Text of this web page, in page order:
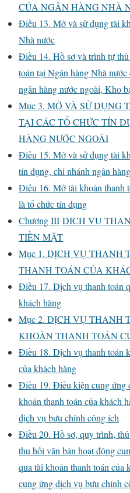
CỦA NGÂN HÀNG NHÀ
Điều 13. Mở và sử dụng tài
Nhà nước
Điều 14. Hồ sơ và trình tự
toán tại Ngân hàng Nhà
ngân hàng nước ngoài, Kho
Mục 3. MỞ VÀ SỬ DỤNG
TẠI CÁC TỔ CHỨC TÍN
HÀNG NƯỚC NGOÀI
Điều 15. Mở và sử dụng tài
tín dụng, chi nhánh ngân
Điều 16. Mở tài khoản thanh
là tổ chức tín dụng
Chương III DỊCH VỤ
TIỀN MẶT
Mục 1. DỊCH VỤ THANH
THANH TOÁN CỦA
Điều 17. Dịch vụ thanh toán
khách hàng
Mục 2. DỊCH VỤ THANH
KHOẢN THANH TOÁN
Điều 18. Dịch vụ thanh toán
của khách hàng
Điều 19. Điều kiện cung ứng
khoản thanh toán của khách
dịch vụ bưu chính công ích
Điều 20. Hồ sơ, quy trình,
thu hồi văn bản hoạt động
qua tài khoản thanh toán của
cung ứng dịch vụ bưu chính